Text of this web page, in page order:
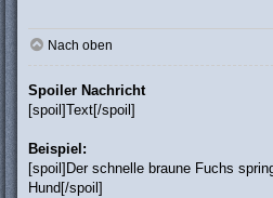
Nach oben
Spoiler Nachricht
[spoil]Text[/spoil]
Beispiel:
[spoil]Der schnelle braune Fuchs
Hund[/spoil]